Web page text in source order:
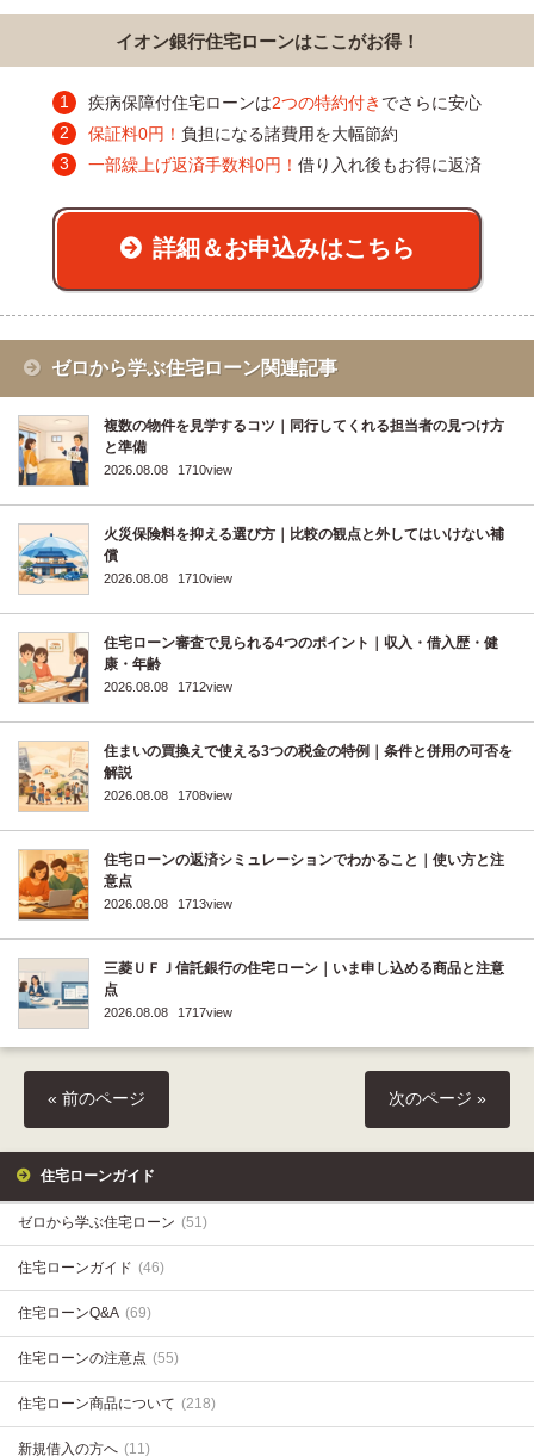
イオン銀行住宅ローンはここがお得！
疾病保障付住宅ローンは2つの特約付き でさらに安心
保証料0円！ 負担になる諸費用を大幅節約
一部繰上げ返済手数料0円！ 借り入れ後もお得に返済
詳細＆お申込みはこちら
ゼロから学ぶ住宅ローン関連記事
複数の物件を見学するコツ｜同行してくれる担当者の見つけ方
と準備
2026.08.08 1710view
火災保険料を抑える選び方｜比較の観点と外してはいけない補
償
2026.08.08 1710view
住宅ローン審査で見られる4つのポイント｜収入・借入歴・健
康・年齢
2026.08.08 1712view
住まいの買換えで使える3つの税金の特例｜条件と併用の可否を
解説
2026.08.08 1708view
住宅ローンの返済シミュレーションでわかること｜使い方と注
意点
2026.08.08 1713view
三菱ＵＦＪ信託銀行の住宅ローン｜いま申し込める商品と注意
点
2026.08.08 1717view
« 前のページ 次のページ »
住宅ローンガイド
ゼロから学ぶ住宅ローン (51)
住宅ローンガイド (46)
住宅ローンQ&A (69)
住宅ローンの注意点 (55)
住宅ローン商品について (218)
新規借入の方へ (11)